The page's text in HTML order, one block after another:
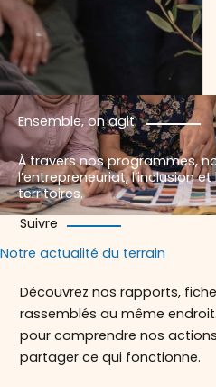
Ensemble, on agit.
À travers nos programmes,
l’entrepreneuriat, l’inclusion
territoires.
Suivre
Notre actualité du terrain
Découvrez nos rapports,
rassemblés au même
pour comprendre nos
partager ce qui fonctionne.